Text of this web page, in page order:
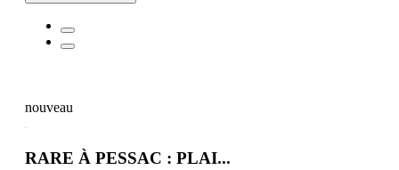
nouveau
RARE À PESSAC : PLAI...